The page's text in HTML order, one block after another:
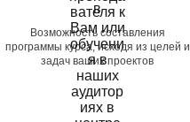
Возможность составления
программы курса, исходя из целей и
задач ваших проектов